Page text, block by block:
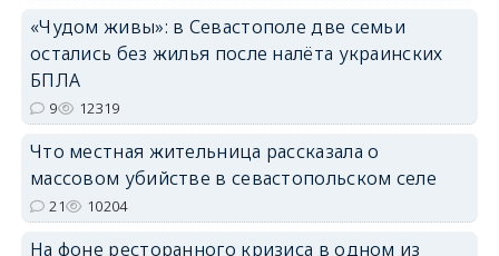
«Чудом живы»: в Севастополе две семьи
остались без жилья после налёта украинских
БПЛА
9 12319
Что местная жительница рассказала о
массовом убийстве в севастопольском селе
21 10204
На фоне ресторанного кризиса в одном из